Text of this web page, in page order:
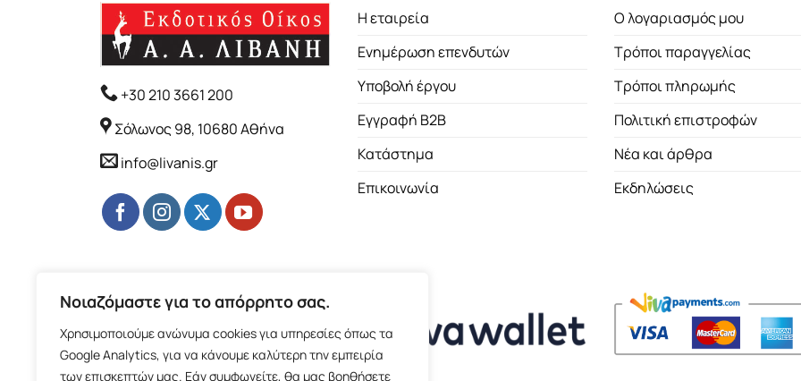
Νοιαζόμαστε για το απόρρητο σας.
Χρησιμοποιούμε ανώνυμα cookies για υπηρεσίες όπως τα
Google Analytics, για να κάνουμε καλύτερη την εμπειρία
των επισκεπτών μας. Εάν συμφωνείτε, θα μας βοηθήσετε
+30 210 3661 200
Σόλωνος 98, 10680 Αθήνα
info@livanis.gr
Η εταιρεία
Ενημέρωση επενδυτών
Υποβολή έργου
Εγγραφή B2B
Κατάστημα
Επικοινωνία
Ο λογαριασμός μου
Τρόποι παραγγελίας
Τρόποι πληρωμής
Πολιτική επιστροφών
Νέα και άρθρα
Εκδηλώσεις